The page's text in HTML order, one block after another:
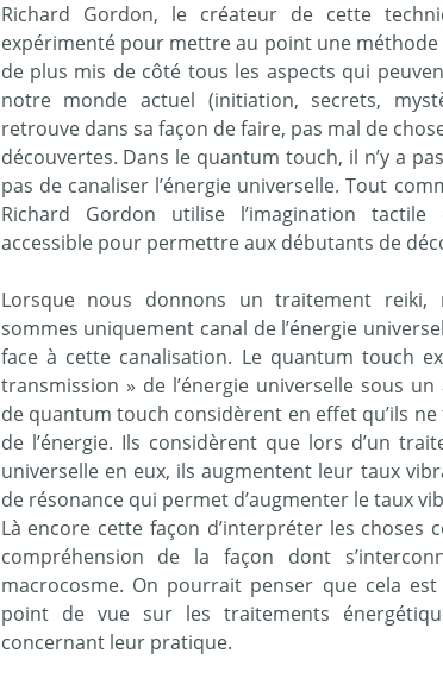
Richard Gordon, le créateur de cette
expérimenté pour mettre au point une
de plus mis de côté tous les aspects qui
notre monde actuel (initiation, secrets,
retrouve dans sa façon de faire, pas mal de
découvertes. Dans le quantum touch, il n’y a
pas de canaliser l’énergie universelle. Tout
Richard Gordon utilise l’imagination
accessible pour permettre aux débutants de
Lorsque nous donnons un traitement reiki,
sommes uniquement canal de l’énergie
face à cette canalisation. Le quantum touch
transmission » de l’énergie universelle sous
de quantum touch considèrent en effet qu’ils
de l’énergie. Ils considèrent que lors d’un
universelle en eux, ils augmentent leur taux
de résonance qui permet d’augmenter le taux
Là encore cette façon d’interpréter les choses
compréhension de la façon dont
macrocosme. On pourrait penser que cela
point de vue sur les traitements
concernant leur pratique.